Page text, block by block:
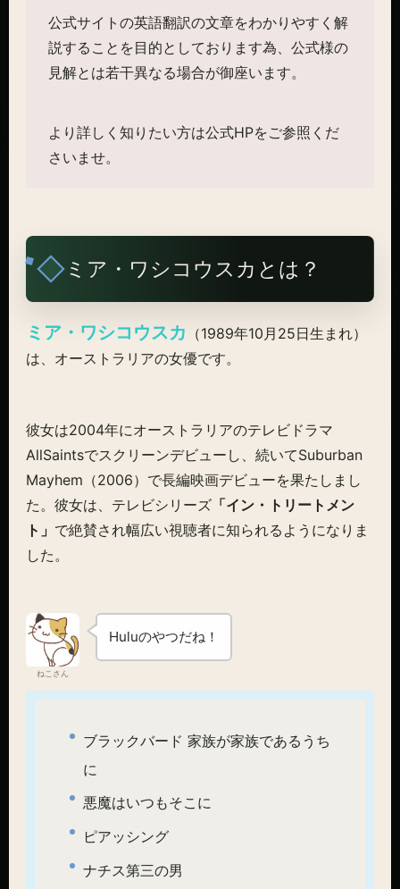
公式サイトの英語翻訳の文章をわかりやすく解
説することを目的としております為、公式様の
見解とは若干異なる場合が御座います。
より詳しく知りたい方は公式HPをご参照くだ
さいませ。
ミア・ワシコウスカとは？
ミア・ワシコウスカ （1989年10月25日生まれ）
は、オーストラリアの女優です。
彼女は2004年にオーストラリアのテレビドラマ
AllSaintsでスクリーンデビューし、続いてSuburban
Mayhem（2006）で長編映画デビューを果たしまし
た。彼女は、テレビシリーズ 「イン・トリートメン
ト」 で絶賛され幅広い視聴者に知られるようになりま
した。
ねこさん
Huluのやつだね！
ブラックバード 家族が家族であるうち
に
悪魔はいつもそこに
ピアッシング
ナチス第三の男